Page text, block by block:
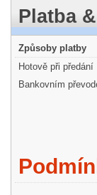
Platba
Způsoby platby
Hotově při předání
Bankovním